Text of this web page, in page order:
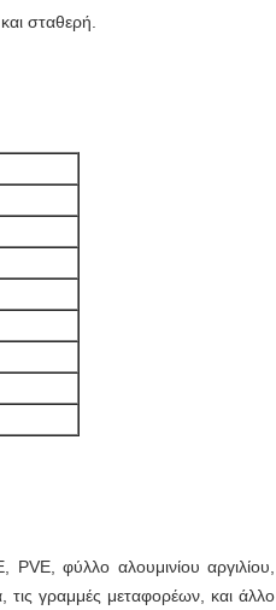
σταθερή.
PVE, φύλλο αλουμινίου αργιλίου,
τις γραμμές μεταφορέων, και άλλο